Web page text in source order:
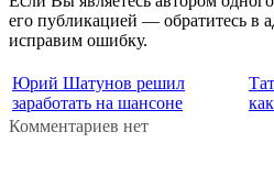
его публикацией — обратитесь в
исправим ошибку.
Юрий Шатунов решил
заработать на шансоне
Комментариев нет